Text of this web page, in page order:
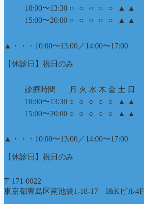
10:00〜13:30 ○ ○ ○ ○ ○ ▲
▲
15:00〜20:00 ○ ○ ○ ○ ○ ▲ ▲
▲ ・・・10:00〜13:00／14:00〜17:00
【休診日】祝日のみ
診療時間 月 火 水 木 金 土 日
10:00〜13:30 ○ ○ ○ ○ ○ ▲
▲
15:00〜20:00 ○ ○ ○ ○ ○ ▲ ▲
▲ ・・・10:00〜13:00／14:00〜17:00
【休診日】祝日のみ
〒171-0022
東京都豊島区南池袋1-18-17 I&Kビル4F